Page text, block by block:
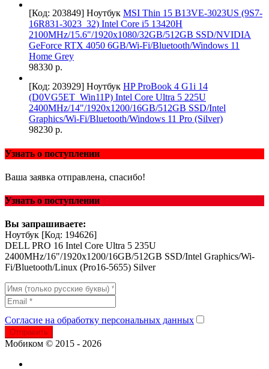
[Код: 203849] Ноутбук MSI Thin 15 B13VE-3023US (9S7-
16R831-3023_32) Intel Core i5 13420H
2100MHz/15.6"/1920x1080/32GB/512GB SSD/NVIDIA
GeForce RTX 4050 6GB/Wi-Fi/Bluetooth/Windows 11
Home Grey
98330 р.
[Код: 203929] Ноутбук HP ProBook 4 G1i 14
(D0VG5ET_Win11P) Intel Core Ultra 5 225U
2400MHz/14"/1920x1200/16GB/512GB SSD/Intel
Graphics/Wi-Fi/Bluetooth/Windows 11 Pro (Silver)
98230 р.
Узнать о поступлении
Ваша заявка отправлена, спасибо!
Узнать о поступлении
Вы запрашиваете:
Ноутбук [Код: 194626]
DELL PRO 16 Intel Core Ultra 5 235U
2400MHz/16"/1920x1200/16GB/512GB SSD/Intel Graphics/Wi-
Fi/Bluetooth/Linux (Pro16-5655) Silver
Согласие на обработку персональных данных
Отправить
Мобиком © 2015 - 2026